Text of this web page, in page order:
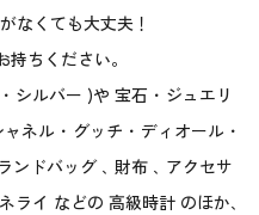
なくても大丈夫！
ちください。
シルバー )や 宝石 ･ ジュエリ
ネル ･ グッチ ･ ディオール ･
ンドバッグ ､ 財布 ､ アクセサ
ライ などの 高級時計 のほか､